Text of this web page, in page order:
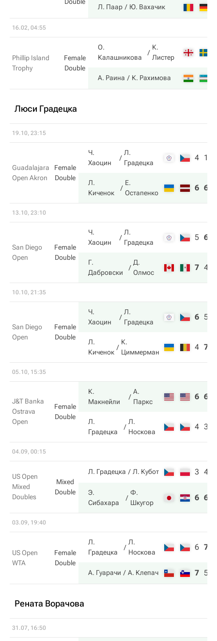
Л. Паар Ю. Вахачик
16.02, 04:55
Phillip Island
Trophy
Female
Double
О.
Калашникова
К.
Листер
А. Раина К. Рахимова
Люси Градецка
19.10, 23:15
Guadalajara
Open Akron
Female
Double
Ч.
Хаоцин
Л.
Градецка
4 1
Л.
Киченок
Е.
Остапенко
6 6
13.10, 23:10
San Diego
Open
Female
Double
Ч.
Хаоцин
Л.
Градецка
5 6
Г.
Дабровски
Д.
Олмос
7 4
10.10, 21:35
San Diego
Open
Female
Double
Ч.
Хаоцин
Л.
Градецка
6 5
Л.
Киченок
К.
Циммерман
4 7
05.10, 15:35
J&T Banka
Ostrava
Open
Female
Double
К.
Макнейли
А.
Паркс
6 6
Л.
Градецка
Л.
Носкова
4 3
04.09, 00:15
US Open
Mixed
Doubles
Mixed
Double
Л. Градецка Л. Кубот 3 4
Э.
Сибахара
Ф.
Шкугор
6 6
03.09, 19:40
US Open
WTA
Female
Double
Л.
Градецка
Л.
Носкова
6 7
А. Гуарачи А. Клепач 7 5
Рената Ворачова
31.07, 16:50